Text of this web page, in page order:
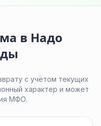
в Надо
с учётом текущих
характер и может
МФО.